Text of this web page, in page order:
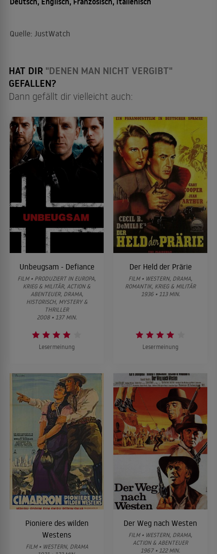
Quelle: JustWatch
HAT DIR "DENEN MAN NICHT VERGIBT"
GEFALLEN?
Dann gefällt dir vielleicht auch:
Unbeugsam - Defiance
FILM • PRODUZIERT IN EUROPA,
KRIEG & MILITÄR, ACTION &
ABENTEUER, DRAMA,
HISTORISCH, MYSTERY &
THRILLER
2008 • 137 MIN.
Lesermeinung
Der Held der Prärie
FILM • WESTERN, DRAMA,
ROMANTIK, KRIEG & MILITÄR
1936 • 113 MIN.
Lesermeinung
Pioniere des wilden
Westens
FILM • WESTERN, DRAMA
Der Weg nach Westen
FILM • WESTERN, DRAMA,
ACTION & ABENTEUER
1967 • 122 MIN.